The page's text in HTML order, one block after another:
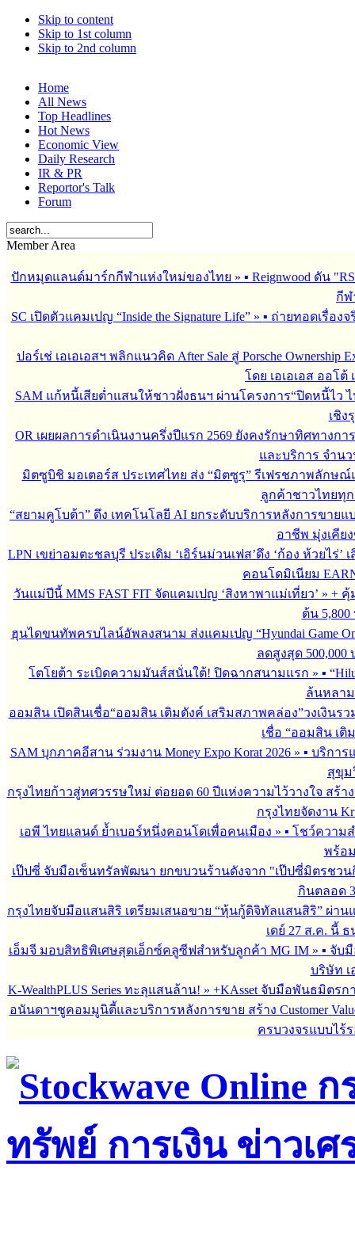
Skip to content
Skip to 1st column
Skip to 2nd column
Home
All News
Top Headlines
Hot News
Economic View
Daily Research
IR & PR
Reportor's Talk
Forum
Member Area
ปักหมุดแลนด์มาร์กกีฬาแห่งใหม่ของไทย » ▪︎ Reignwood ดัน
กีฬ
SC เปิดตัวแคมเปญ “Inside the Signature Life” » ▪︎ ถ่ายทอดเรื่อง
ปอร์เช่ เอเอเอสฯ พลิกแนวคิด After Sale สู่ Porsche Ownership
โดย เอเอเอส ออโ
SAM แก้หนี้เสียต่ำแสนให้ชาวฝั่งธนฯ ผ่านโครงการ“ปิดหนี้ไว
เชิง
OR เผยผลการดำเนินงานครึ่งปีแรก 2569 ยังคงรักษาทิศทางกา
และบริการ จำนว
มิตซูบิชิ มอเตอร์ส ประเทศไทย ส่ง “มิตซูรุ” รีเฟรชภาพลักษณ์
ลูกค้าชาวไทยทุก
“สยามคูโบต้า” ดึง เทคโนโลยี AI ยกระดับบริการหลังการขาย
อาชีพ มุ่งเคีย
LPN เขย่าอมตะชลบุรี ประเดิม ‘เอิร์นม่วนเฟส’ดึง ‘ก้อง ห้วยไร่’
คอนโดมิเนียม
วันแม่ปีนี้ MMS FAST FIT จัดแคมเปญ ‘สิงหาพาแม่เที่ยว’ » + คุ้
ต้น
ฮุนไดขนทัพครบไลน์อัพลงสนาม ส่งแคมเปญ “Hyundai Game
ลดสูงสุด 500,000
โตโยต้า ระเบิดความมันส์สนั่นใต้! ปิดฉากสนามแรก » ▪︎
ล้นหลาม
ออมสิน เปิดสินเชื่อ“ออมสิน เติมตังค์ เสริมสภาพคล่อง”วงเงินรว
เชื่อ “ออมสิน เติ
SAM บุกภาคอีสาน ร่วมงาน Money Expo Korat 2026» ▪︎ บริกา
สุขุม
กรุงไทยก้าวสู่ทศวรรษใหม่ ต่อยอด 60 ปีแห่งความไว้วางใจ สร้
กรุงไทยจัดงาน
เอพี ไทยแลนด์ ย้ำเบอร์หนึ่งคอนโดเพื่อคนเมือง » ▪︎ โชว์ความ
พร้อ
เป๊ปซี่ จับมือเซ็นทรัลพัฒนา ยกขบวนร้านดังจาก "เป๊ปซี่มิตรชว
กินตลอด
กรุงไทยจับมือแสนสิริ เตรียมเสนอขาย “หุ้นกู้ดิจิทัลแสนสิริ” ผ่าน
เดย์ 27 ส.ค. นี้
เอ็มจี มอบสิทธิพิเศษสุดเอ็กซ์คลูซีฟสำหรับลูกค้า MG IM» ▪︎ จับ
บริษัท เ
K-WealthPLUS Series ทะลุแสนล้าน! » +KAsset จับมือพันธมิตรการ
อนันดาฯชูคอมมูนิตี้และบริการหลังการขาย สร้าง Customer
ครบวงจรแบบไร้